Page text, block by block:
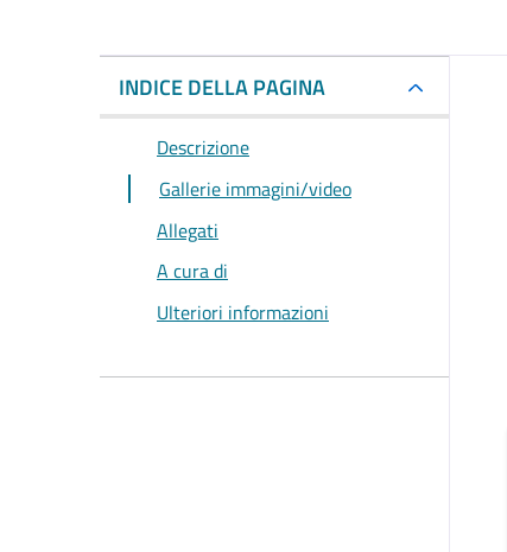
INDICE DELLA PAGINA
Descrizione
Gallerie immagini/video
Allegati
A cura di
Ulteriori informazioni